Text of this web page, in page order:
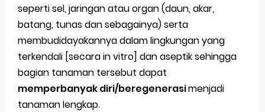
seperti sel, jaringan atau organ (daun, akar,
batang, tunas dan sebagainya) serta
membudidayakannya dalam lingkungan yang
terkendali [secara in vitro] dan aseptik sehingga
bagian tanaman tersebut dapat
memperbanyak diri/beregenerasimenjadi
tanaman lengkap.